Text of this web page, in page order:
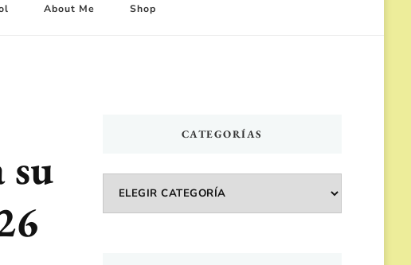
About Me Shop
su
CATEGORÍAS
Categorías